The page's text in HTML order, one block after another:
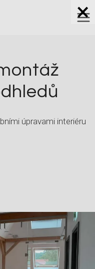
úpravami interiéru